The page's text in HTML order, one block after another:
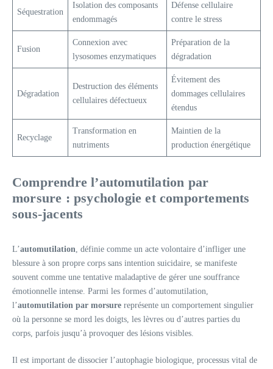
Séquestration
Isolation des composants
endommagés
Défense cellulaire
contre le stress
Fusion
Connexion avec
lysosomes enzymatiques
Préparation de la
dégradation
Dégradation
Destruction des éléments
cellulaires défectueux
Évitement des
dommages cellulaires
étendus
Recyclage
Transformation en
nutriments
Maintien de la
production énergétique
Comprendre l’automutilation par
morsure : psychologie et comportements
sous-jacents
L’automutilation, définie comme un acte volontaire d’infliger une
blessure à son propre corps sans intention suicidaire, se manifeste
souvent comme une tentative maladaptive de gérer une souffrance
émotionnelle intense. Parmi les formes d’automutilation,
l’automutilation par morsure représente un comportement singulier
où la personne se mord les doigts, les lèvres ou d’autres parties du
corps, parfois jusqu’à provoquer des lésions visibles.
Il est important de dissocier l’autophagie biologique, processus vital de